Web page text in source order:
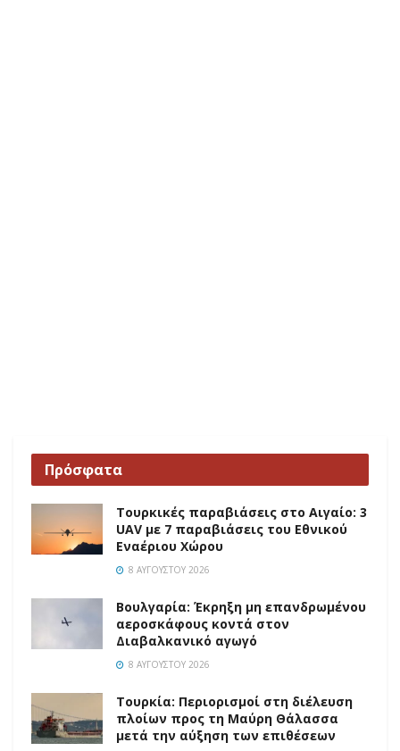
Πρόσφατα
Τουρκικές παραβιάσεις στο Αιγαίο: 3
UAV με 7 παραβιάσεις του Εθνικού
Εναέριου Χώρου
8 ΑΥΓΟΎΣΤΟΥ 2026
Βουλγαρία: Έκρηξη μη επανδρωμένου
αεροσκάφους κοντά στον
Διαβαλκανικό αγωγό
8 ΑΥΓΟΎΣΤΟΥ 2026
Τουρκία: Περιορισμοί στη διέλευση
πλοίων προς τη Μαύρη Θάλασσα
μετά την αύξηση των επιθέσεων